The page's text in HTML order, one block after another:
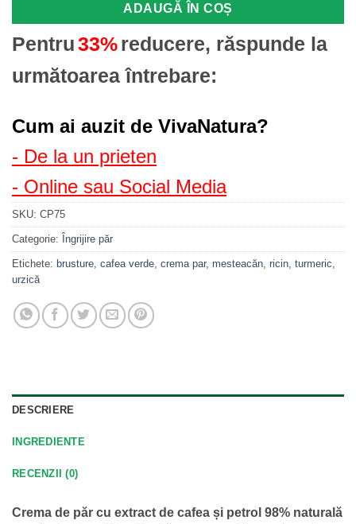
ADAUGĂ ÎN COȘ
Pentru33%reducere, răspunde la
următoarea întrebare:
Cum ai auzit de VivaNatura?
- De la un prieten
- Online sau Social Media
SKU: CP75
Categorie: Îngrijire păr
Etichete: brusture cafea verde crema par, mesteacăn ricin turmeric
urzică
DESCRIERE
INGREDIENTE
RECENZII (0)
Crema de păr cu extract de cafea și petrol 98% naturală